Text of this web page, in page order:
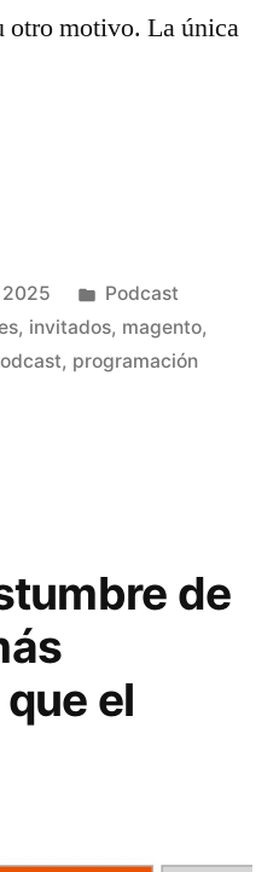
otro motivo. La única
2025
Publicado
en
Podcast
, invitados, magento,
, programación
de
el